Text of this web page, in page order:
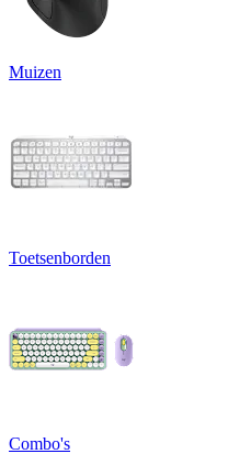
Muizen
Toetsenborden
Combo's